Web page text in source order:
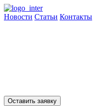
Новости Статьи Контакты
Оставить заявку